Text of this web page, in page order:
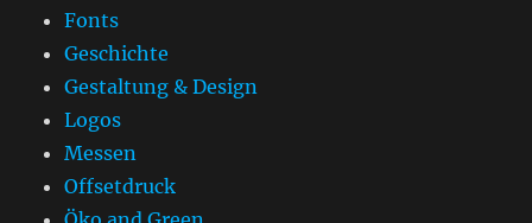
Fonts
Geschichte
Gestaltung & Design
Logos
Messen
Offsetdruck